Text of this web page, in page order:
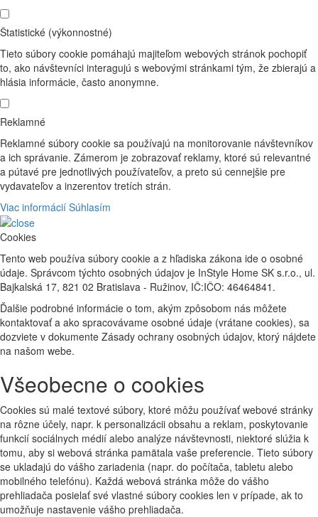
Štatistické (výkonnostné)
Tieto súbory cookie pomáhajú majiteľom webových stránok pochopiť
to, ako návštevníci interagujú s webovými stránkami tým, že zbierajú a
hlásia informácie, často anonymne.
Reklamné
Reklamné súbory cookie sa používajú na monitorovanie návštevníkov
a ich správanie. Zámerom je zobrazovať reklamy, ktoré sú relevantné
a pútavé pre jednotlivých používateľov, a preto sú cennejšie pre
vydavateľov a inzerentov tretích strán.
Viac informácií Súhlasím
Cookies
Tento web používa súbory cookie a z hľadiska zákona ide o osobné
údaje. Správcom týchto osobných údajov je InStyle Home SK s.r.o., ul.
Bajkalská 17, 821 02 Bratislava - Ružinov, IČ:IČO: 46464841.
Ďalšie podrobné informácie o tom, akým zpôsobom nás môžete
kontaktovať a ako spracovávame osobné údaje (vrátane cookies), sa
dozviete v dokumente Zásady ochrany osobných údajov, ktorý nájdete
na našom webe.
Všeobecne o cookies
Cookies sú malé textové súbory, ktoré môžu používať webové stránky
na rôzne účely, napr. k personalizácii obsahu a reklam, poskytovanie
funkcií sociálnych médií alebo analýze návštevnosti, niektoré slúžia k
tomu, aby si webová stránka pamätala vaše preferencie. Tieto súbory
se ukladajú do vášho zariadenia (napr. do počítača, tabletu alebo
mobilného telefónu). Každá webová stránka môže do vášho
prehliadača posielať své vlastné súbory cookies len v prípade, ak to
umožňuje nastavenie vášho prehliadača.